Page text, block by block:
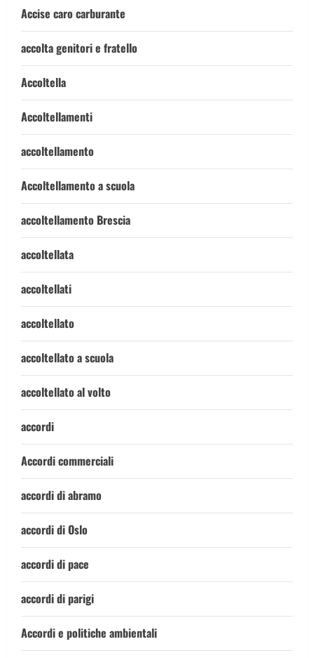
Accise caro carburante
accolta genitori e fratello
Accoltella
Accoltellamenti
accoltellamento
Accoltellamento a scuola
accoltellamento Brescia
accoltellata
accoltellati
accoltellato
accoltellato a scuola
accoltellato al volto
accordi
Accordi commerciali
accordi di abramo
accordi di Oslo
accordi di pace
accordi di parigi
Accordi e politiche ambientali